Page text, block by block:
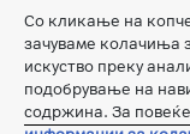
Со кликање на
зачуваме колачиња
искуство преку
подобрување на
содржина. За